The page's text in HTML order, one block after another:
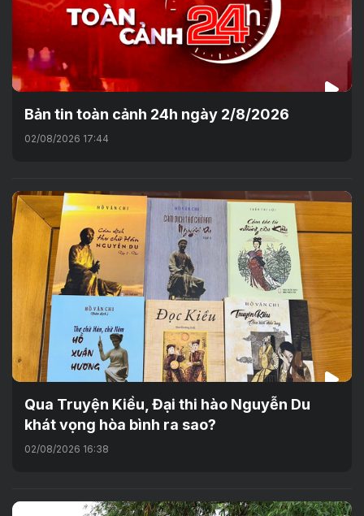
Bản tin toàn cảnh 24h ngày 2/8/2026
02/08/2026 17:44
Qua Truyện Kiều, Đại thi hào Nguyễn Du
khát vọng hòa bình ra sao?
02/08/2026 16:38